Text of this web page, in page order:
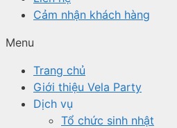
Cảm nhận khách hàng
Menu
Trang chủ
Giới thiệu Vela Party
Dịch vụ
Tổ chức sinh nhật